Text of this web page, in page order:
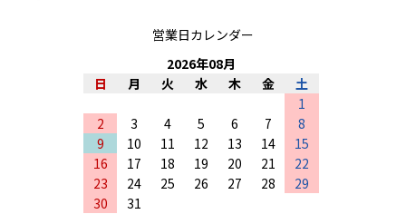
営業日カレンダー
2026年08月
日
月 火 水 木 金
土
1
2
3 4 5 6 7
8
9
10 11 12 13 14
15
16
17 18 19 20 21
22
23
24 25 26 27 28
29
30
31